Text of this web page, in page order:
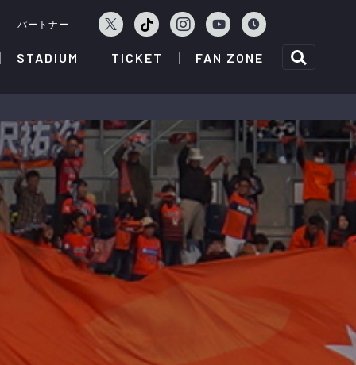
パートナー
STADIUM TICKET FAN ZONE